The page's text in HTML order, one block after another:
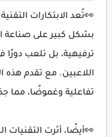
👀تُعد الابتكارات
بشكل كبير على صناعة
ترفيهية، بل تلعب
اللاعبين. مع تقدم هذه
تفاعلية وغموضًا،
👀أيضًا، أثرت التقنيات